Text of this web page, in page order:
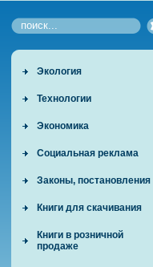
Экология
Технологии
Экономика
Социальная реклама
Законы, постановления
Книги для скачивания
Книги в розничной
продаже